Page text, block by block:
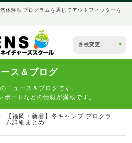
体験型プログラムを通じてアウトフィッターを
各校変更
ス＆ブログ
ニュース＆ブログです。
ートなどの情報が満載です。
【福岡・新着】冬キャンプ プログラ
ム詳細まとめ